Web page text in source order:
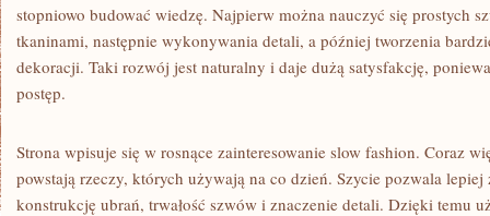
stopniowo budować wiedzę. Najpierw można nauczyć się prostych
tkaninami, następnie wykonywania detali, a później tworzenia
dekoracji. Taki rozwój jest naturalny i daje dużą satysfakcję,
postęp.
Strona wpisuje się w rosnące zainteresowanie slow fashion. Coraz
powstają rzeczy, których używają na co dzień. Szycie pozwala lepiej
konstrukcję ubrań, trwałość szwów i znaczenie detali. Dzięki temu